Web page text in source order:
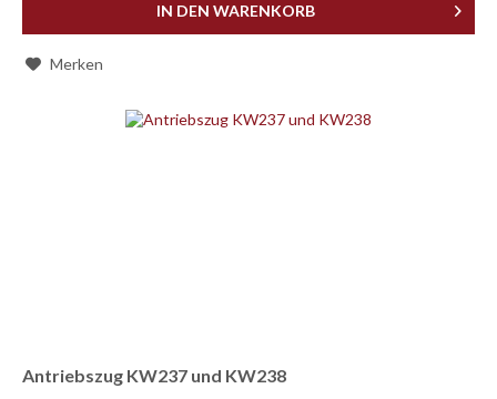
IN DEN WARENKORB
Merken
Antriebszug KW237 und KW238